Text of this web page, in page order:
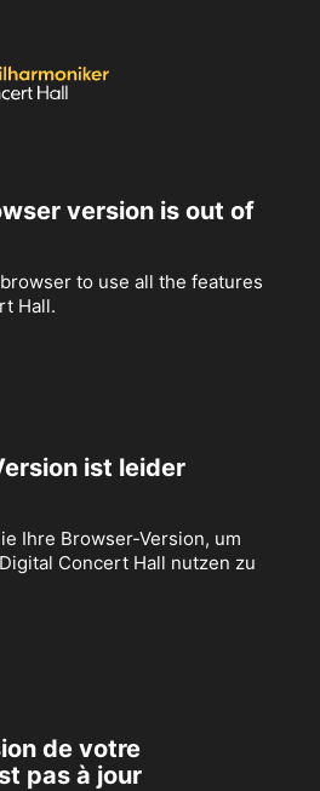
version is out of
to use all the features
Hall.
ist leider
Ihre Browser-Version, um
Concert Hall nutzen zu
de votre
pas à jour